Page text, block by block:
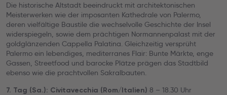
Die historische Altstadt beeindruckt mit architektonischen
Meisterwerken wie der imposanten Kathedrale von Palermo,
deren vielfältige Baustile die wechselvolle Geschichte der Insel
widerspiegeln, sowie dem prächtigen Normannenpalast mit der
goldglänzenden Cappella Palatina. Gleichzeitig versprüht
Palermo ein lebendiges, mediterranes Flair: Bunte Märkte, enge
Gassen, Streetfood und barocke Plätze prägen das Stadtbild
ebenso wie die prachtvollen Sakralbauten.
7. Tag (Sa.): Civitavecchia (Rom/Italien) 8 – 18.30 Uhr